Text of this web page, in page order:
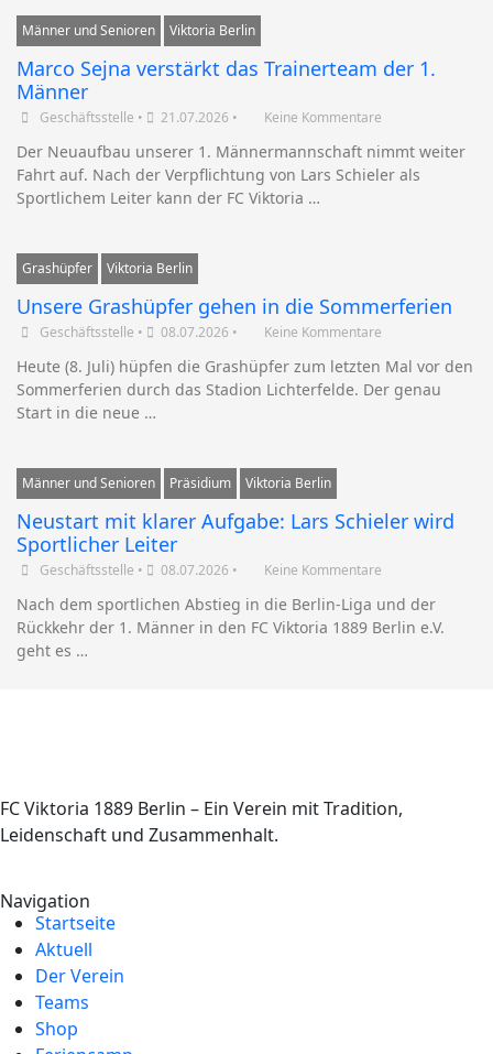
Männer und Senioren Viktoria Berlin
Marco Sejna verstärkt das Trainerteam der 1.
Männer
Geschäftsstelle • 21.07.2026 • Keine Kommentare
Der Neuaufbau unserer 1. Männermannschaft nimmt weiter
Fahrt auf. Nach der Verpflichtung von Lars Schieler als
Sportlichem Leiter kann der FC Viktoria …
Grashüpfer Viktoria Berlin
Unsere Grashüpfer gehen in die Sommerferien
Geschäftsstelle • 08.07.2026 • Keine Kommentare
Heute (8. Juli) hüpfen die Grashüpfer zum letzten Mal vor den
Sommerferien durch das Stadion Lichterfelde. Der genau
Start in die neue …
Männer und Senioren Präsidium Viktoria Berlin
Neustart mit klarer Aufgabe: Lars Schieler wird
Sportlicher Leiter
Geschäftsstelle • 08.07.2026 • Keine Kommentare
Nach dem sportlichen Abstieg in die Berlin-Liga und der
Rückkehr der 1. Männer in den FC Viktoria 1889 Berlin e.V.
geht es …
FC Viktoria 1889 Berlin – Ein Verein mit Tradition,
Leidenschaft und Zusammenhalt.
Navigation
Startseite
Aktuell
Der Verein
Teams
Shop